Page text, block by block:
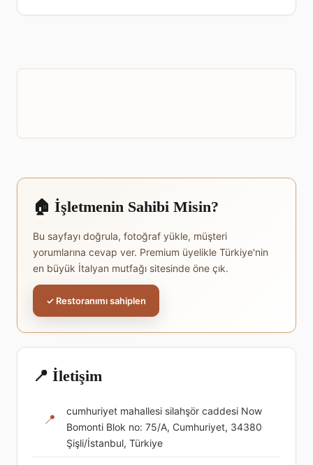
🏠 İşletmenin Sahibi Misin?
Bu sayfayı doğrula, fotoğraf yükle, müşteri
yorumlarına cevap ver. Premium üyelikle Türkiye'nin
en büyük İtalyan mutfağı sitesinde öne çık.
✓ Restoranımı sahiplen
📍 İletişim
📍
cumhuriyet mahallesi silahşör caddesi Now
Bomonti Blok no: 75/A, Cumhuriyet, 34380
Şişli/İstanbul, Türkiye